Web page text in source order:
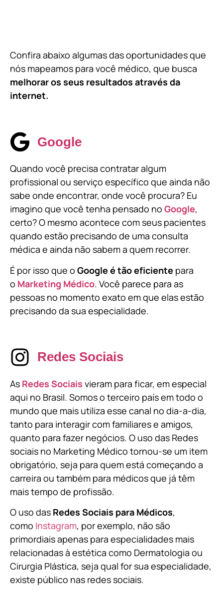
Confira abaixo algumas das oportunidades que
nós mapeamos para você médico, que busca
melhorar os seus resultados através da
internet.
Google
Quando você precisa contratar algum
profissional ou serviço específico que ainda não
sabe onde encontrar, onde você procura? Eu
imagino que você tenha pensado no Google,
certo? O mesmo acontece com seus pacientes
quando estão precisando de uma consulta
médica e ainda não sabem a quem recorrer.
É por isso que o Google é tão eficiente para
o Marketing Médico. Você parece para as
pessoas no momento exato em que elas estão
precisando da sua especialidade.
Redes Sociais
As Redes Sociais vieram para ficar, em especial
aqui no Brasil. Somos o terceiro país em todo o
mundo que mais utiliza esse canal no dia-a-dia,
tanto para interagir com familiares e amigos,
quanto para fazer negócios. O uso das Redes
sociais no Marketing Médico tornou-se um item
obrigatório, seja para quem está começando a
carreira ou também para médicos que já têm
mais tempo de profissão.
O uso das Redes Sociais para Médicos,
como Instagram, por exemplo, não são
primordiais apenas para especialidades mais
relacionadas à estética como Dermatologia ou
Cirurgia Plástica, seja qual for sua especialidade,
existe público nas redes sociais.